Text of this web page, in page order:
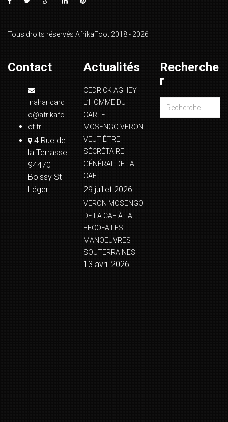
Tous droits réservés AfrikaFoot 2018 - 2026
Contact
naharicard
o@afrikafo
ot.fr
4 Rue de
la Terrasse
94470
Boissy St
Léger
Actualités
CEDRICK AGHEY
L’HOMME DU
CARTEL
MOSENGO VERON
VEUT ÊTRE
SÉCRÉTAIRE
GÉNÉRAL DE LA
CAF
29 juillet 2026
VERON MOSENGO
DE LA CAF À LA
FECOFA LES
MANOEUVRES
SOUTERRAINES
13 avril 2026
Recherche
r